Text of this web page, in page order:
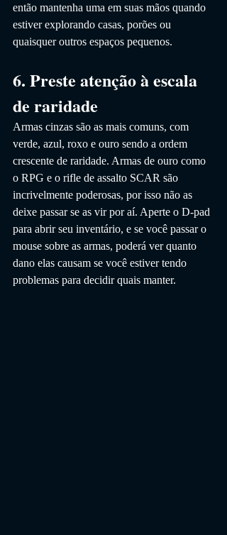
então mantenha uma em suas mãos quando
estiver explorando casas, porões ou
quaisquer outros espaços pequenos.
6. Preste atenção à escala
de raridade
Armas cinzas são as mais comuns, com
verde, azul, roxo e ouro sendo a ordem
crescente de raridade. Armas de ouro como
o RPG e o rifle de assalto SCAR são
incrivelmente poderosas, por isso não as
deixe passar se as vir por aí. Aperte o D-pad
para abrir seu inventário, e se você passar o
mouse sobre as armas, poderá ver quanto
dano elas causam se você estiver tendo
problemas para decidir quais manter.